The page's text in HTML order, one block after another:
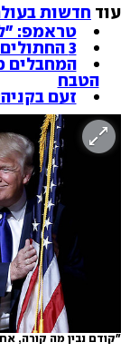
עוד חדשות
טראמפ:
3 החתולים של הקשישה הצילו אותה בשריפה
המחבלים
הטבח
זעם
"קודם נבין מה קורה,